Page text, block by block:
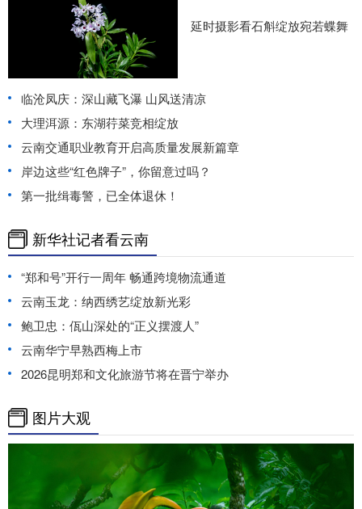
延时摄影看石斛绽放宛若蝶舞
临沧凤庆：深山藏飞瀑 山风送清凉
大理洱源：东湖荇菜竞相绽放
云南交通职业教育开启高质量发展新篇章
岸边这些“红色牌子”，你留意过吗？
第一批缉毒警，已全体退休！
新华社记者看云南
“郑和号”开行一周年 畅通跨境物流通道
云南玉龙：纳西绣艺绽放新光彩
鲍卫忠：佤山深处的“正义摆渡人”
云南华宁早熟西梅上市
2026昆明郑和文化旅游节将在晋宁举办
图片大观